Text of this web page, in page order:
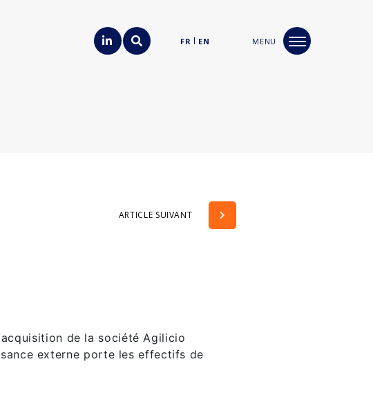
FR EN MENU
ARTICLE SUIVANT
de la société Agilicio
externe porte les effectifs de